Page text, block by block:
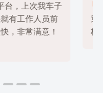
，但是最满意的还是
的服务非常专业，价
好选择！
